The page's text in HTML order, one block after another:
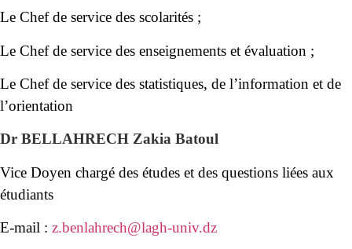
Le Chef de service des scolarités ;
Le Chef de service des enseignements et évaluation ;
Le Chef de service des statistiques, de l’information et de
l’orientation
Dr BELLAHRECH Zakia Batoul
Vice Doyen chargé des études et des questions liées aux
étudiants
E-mail : z.benlahrech@lagh-univ.dz